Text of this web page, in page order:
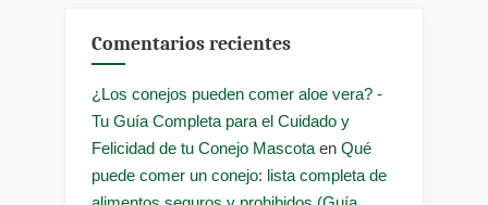
Comentarios recientes
¿Los conejos pueden comer aloe vera? -
Tu Guía Completa para el Cuidado y
Felicidad de tu Conejo Mascotaen Qué
puede comer un conejo: lista completa de